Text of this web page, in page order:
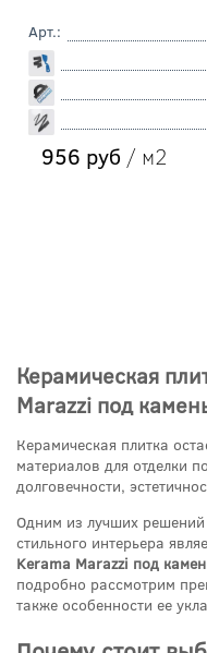
Арт.:
956 руб / м2
Керамическая
Marazzi под
Керамическая плитка
материалов для отделки
долговечности,
Одним из лучших решений
стильного интерьера
Kerama Marazzi под
подробно рассмотрим
также особенности ее